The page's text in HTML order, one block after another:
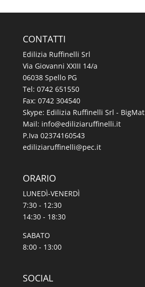
CONTATTI
Edilizia Ruffinelli Srl
Via Giovanni XXIII 14/a
06038 Spello PG
Tel: 0742 651550
Fax: 0742 304540
Skype: Edilizia Ruffinelli Srl - BigMat
Mail:
ti.illeniffuraizilide
@ofni
P.Iva 02374160543
ti.cep
@illeniffuraizilide
ORARIO
LUNEDÌ-VENERDÌ
7:30 - 12:30
14:30 - 18:30
SABATO
8:00 - 13:00
SOCIAL